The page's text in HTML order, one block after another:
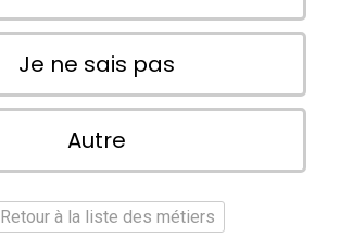
Je ne sais pas
Autre
Retour à la liste des métiers